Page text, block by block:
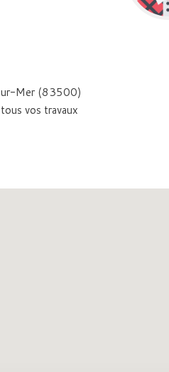
Mer (83500)
vos travaux